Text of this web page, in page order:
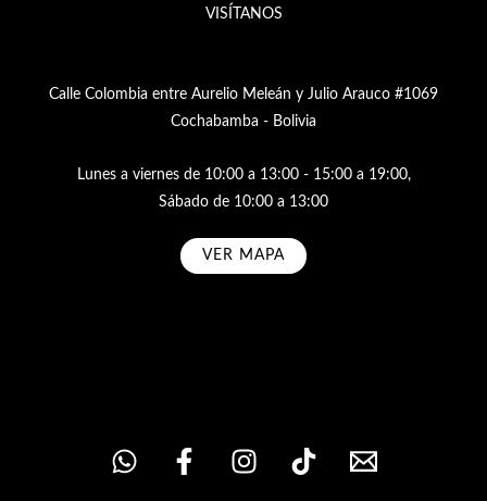
VISÍTANOS
Calle Colombia entre Aurelio Meleán y Julio Arauco #1069
Cochabamba - Bolivia
Lunes a viernes de 10:00 a 13:00 - 15:00 a 19:00,
Sábado de 10:00 a 13:00
VER MAPA